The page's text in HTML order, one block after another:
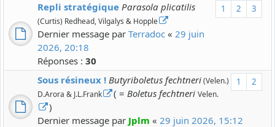
1 2 3
Repli stratégique Parasola plicatilis
(Curtis) Redhead, Vilgalys & Hopple
Dernier message par Terradoc « 29 juin
2026, 20:18
Réponses : 30
1 2
Sous résineux ! Butyriboletus fechtneri(Velen.)
D.Arora & J.L.Frank
( =Boletus fechtneri Velen.
)
Dernier message par Jplm « 29 juin 2026, 15:12